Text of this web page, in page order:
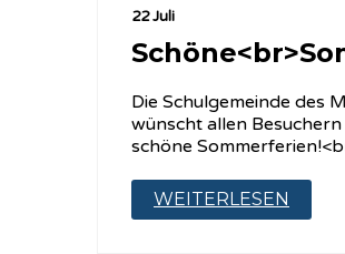
22 Juli
Die Schulgemeinde des
wünscht allen Besuchern
schöne
WEITERLESEN